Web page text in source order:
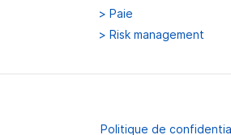
> Paie
> Risk management
Politique de